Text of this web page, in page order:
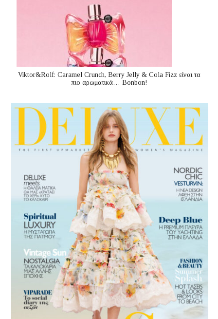
Viktor&Rolf: Caramel Crunch, Berry Jelly & Cola Fizz είναι τα
πιο αρωματικά… Bonbon!